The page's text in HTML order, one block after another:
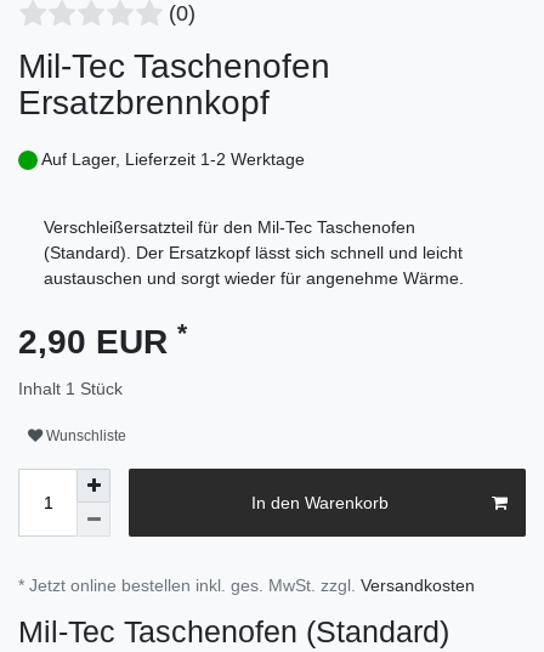
(0)
Mil-Tec Taschenofen
Ersatzbrennkopf
Auf Lager, Lieferzeit 1-2 Werktage
Verschleißersatzteil für den Mil-Tec Taschenofen
(Standard). Der Ersatzkopf lässt sich schnell und leicht
austauschen und sorgt wieder für angenehme Wärme.
2,90 EUR *
Inhalt 1 Stück
Wunschliste
In den Warenkorb
* Jetzt online bestellen inkl. ges. MwSt. zzgl. Versandkosten
Mil-Tec Taschenofen (Standard)